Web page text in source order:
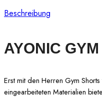
Beschreibung
AYONIC
Erst mit den Herren Gym
eingearbeiteten Materialien